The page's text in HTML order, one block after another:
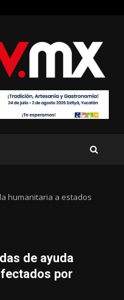
humanitaria a estados
de ayuda
por